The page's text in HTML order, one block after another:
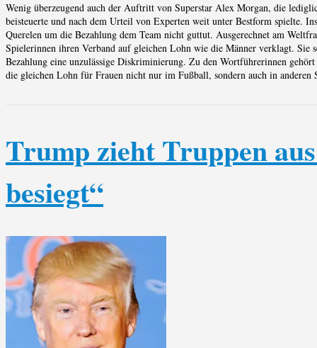
Wenig überzeugend auch der Auftritt von Superstar Alex Morgan, die
beisteuerte und nach dem Urteil von Experten weit unter Bestform spielte.
Querelen um die Bezahlung dem Team nicht guttut. Ausgerechnet am
Spielerinnen ihren Verband auf gleichen Lohn wie die Männer verklagt. Sie
Bezahlung eine unzulässige Diskriminierung. Zu den Wortführerinnen gehört
die gleichen Lohn für Frauen nicht nur im Fußball, sondern auch in anderen
Trump zieht Truppen
besiegt“